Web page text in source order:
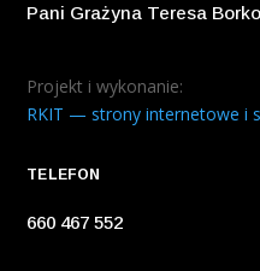
Pani Grażyna Teresa
Projekt i wykonanie:
RKIT — strony internetowe i
TELEFON
660 467 552